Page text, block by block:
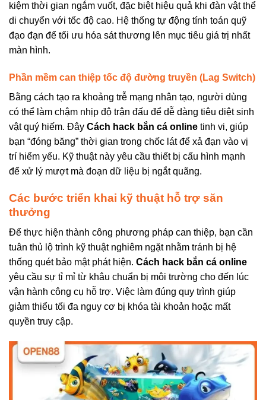
kiệm thời gian ngắm vuốt, đặc biệt hiệu quả khi đàn vật thể
di chuyển với tốc độ cao. Hệ thống tự động tính toán quỹ
đạo đạn để tối ưu hóa sát thương lên mục tiêu giá trị nhất
màn hình.
Phần mềm can thiệp tốc độ đường truyền (Lag Switch)
Bằng cách tạo ra khoảng trễ mạng nhân tạo, người dùng
có thể làm chậm nhịp độ trận đấu để dễ dàng tiêu diệt sinh
vật quý hiếm. Đây Cách hack bắn cá online tinh vi, giúp
bạn “đóng băng” thời gian trong chốc lát để xả đạn vào vị
trí hiểm yếu. Kỹ thuật này yêu cầu thiết bị cấu hình mạnh
để xử lý mượt mà đoạn dữ liệu bị ngắt quãng.
Các bước triển khai kỹ thuật hỗ trợ săn
thưởng
Để thực hiện thành công phương pháp can thiệp, bạn cần
tuân thủ lộ trình kỹ thuật nghiêm ngặt nhằm tránh bị hệ
thống quét bảo mật phát hiện. Cách hack bắn cá online
yêu cầu sự tỉ mỉ từ khâu chuẩn bị môi trường cho đến lúc
vận hành công cụ hỗ trợ. Việc làm đúng quy trình giúp
giảm thiểu tối đa nguy cơ bị khóa tài khoản hoặc mất
quyền truy cập.